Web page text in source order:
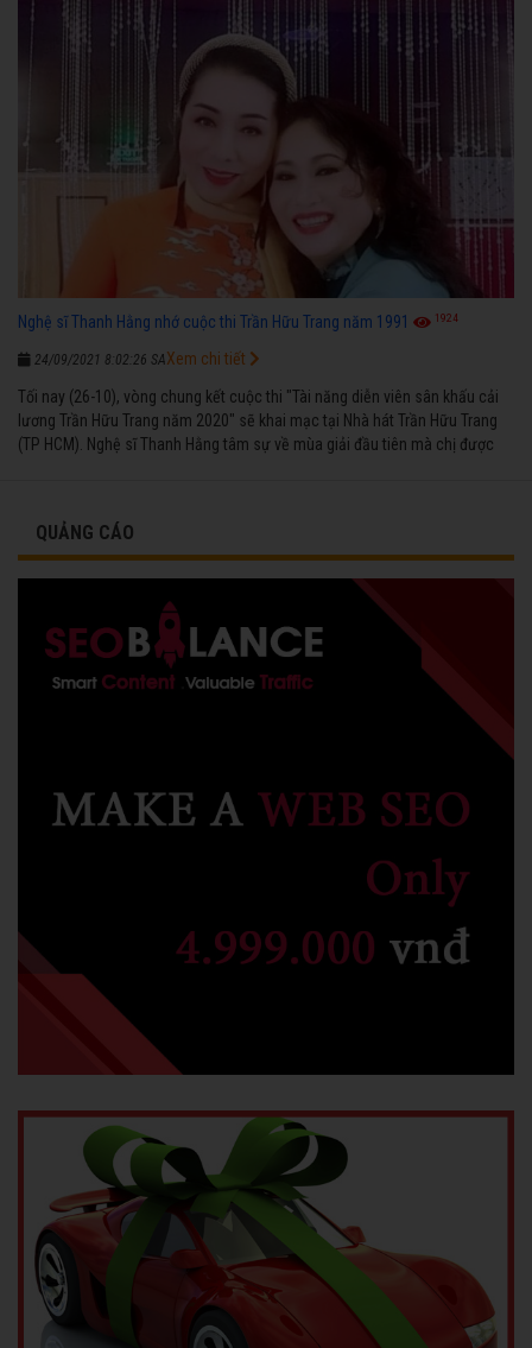
Nghệ sĩ Thanh Hằng nhớ cuộc thi Trần Hữu Trang năm 1991 1924
24/09/2021 8:02:26 SA
Tối nay (26-10), vòng chung kết cuộc thi "Tài năng diễn viên sân khấu cải
lương Trần Hữu Trang năm 2020" sẽ khai mạc tại Nhà hát Trần Hữu Trang
(TP HCM). Nghệ sĩ Thanh Hằng tâm sự về mùa giải đầu tiên mà chị được
Xem chi tiết
QUẢNG CÁO